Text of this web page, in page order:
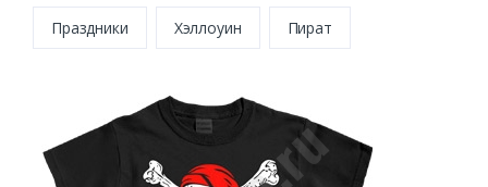
Праздники Хэллоуин Пират